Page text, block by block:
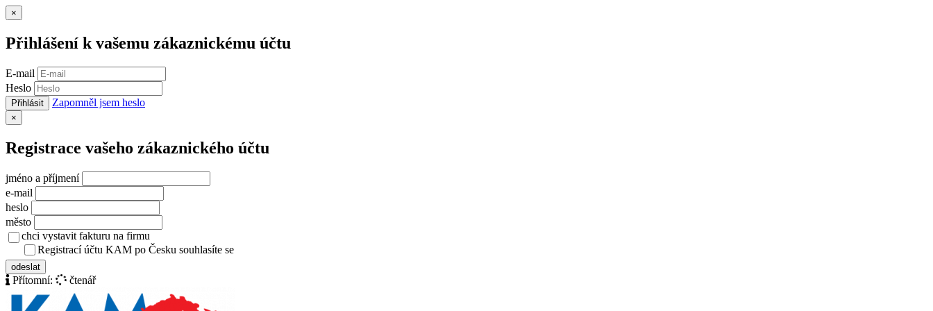
×
Přihlášení k vašemu zákaznickému účtu
E-mail
Heslo
Přihlásit Zapomněl jsem heslo
×
Registrace vašeho zákaznického účtu
jméno a příjmení
e-mail
heslo
město
chci vystavit fakturu na firmu
Registrací účtu KAM po Česku souhlasíte se
odeslat
Přítomní: čtenář